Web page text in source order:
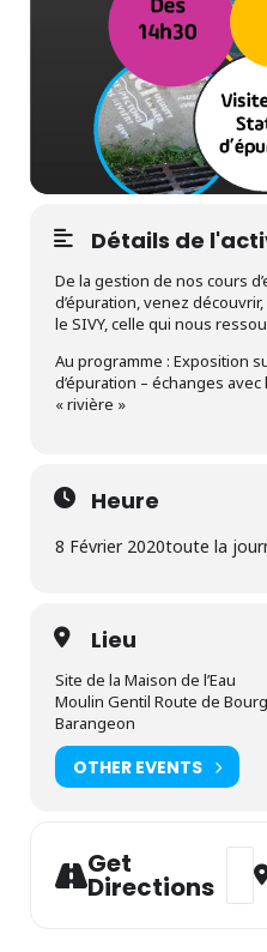
Détails de
De la gestion de nos cours
d’épuration, venez
le SIVY, celle qui nous
Au programme : Exposition
d’épuration – échanges
« rivière »
Heure
8 Février 2020toute la
Lieu
Site de la Maison de l’Eau
Moulin Gentil Route de
Barangeon
OTHER EVENTS
Get
Directions